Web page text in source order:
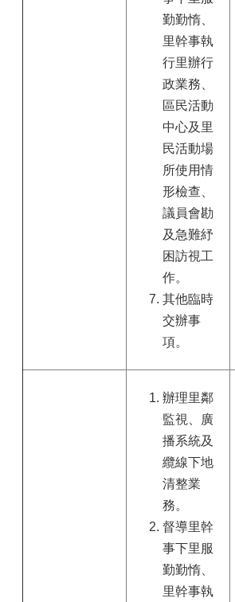
勤勤惰、
里幹事執
行里辦行
政業務、
區民活動
中心及里
民活動場
所使用情
形檢查、
議員會勘
及急難紓
困訪視工
作。
其他臨時
交辦事
項。
辦理里鄰
監視、廣
播系統及
纜線下地
清整業
務。
督導里幹
事下里服
勤勤惰、
里幹事執